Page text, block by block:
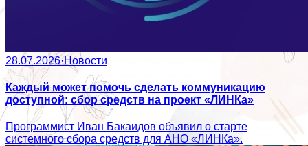
28.07.2026·Новости
Каждый может помочь сделать коммуникацию
доступной: сбор средств на проект «ЛИНКа»
Программист Иван Бакаидов объявил о старте
системного сбора средств для АНО «ЛИНКа».